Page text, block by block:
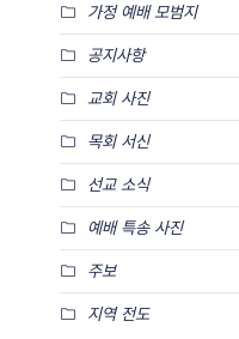
가정 예배 모범지
공지사항
교회 사진
목회 서신
선교 소식
예배 특송 사진
주보
지역 전도